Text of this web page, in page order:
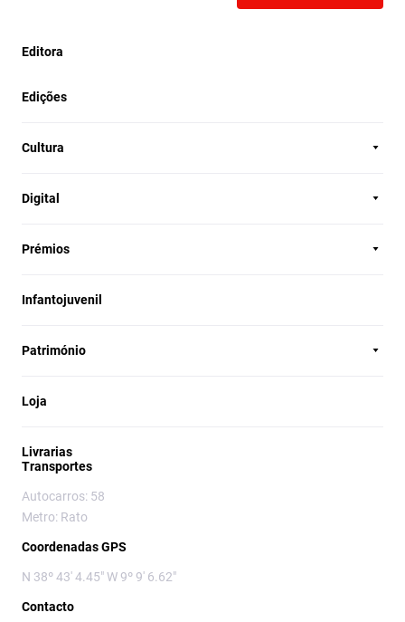
Editora
Edições
Cultura
Digital
Prémios
Infantojuvenil
Património
Loja
Livrarias
Transportes
Autocarros: 58
Metro: Rato
Coordenadas GPS
N 38º 43' 4.45" W 9º 9' 6.62"
Contacto